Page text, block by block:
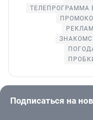
ТЕЛЕПРОГРАММА
Подписаться на